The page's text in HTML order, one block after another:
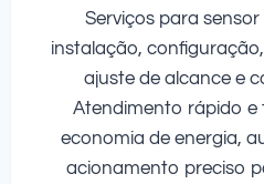
Serviços para
instalação,
ajuste de alcance e
Atendimento rápido
economia de energia,
acionamento preciso